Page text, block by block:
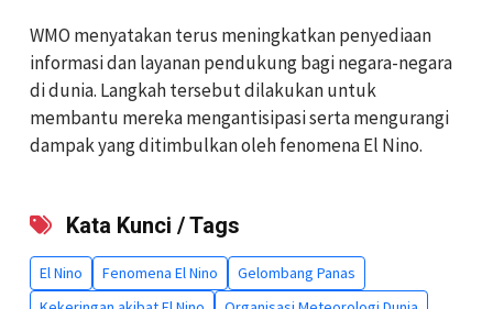
WMO menyatakan terus meningkatkan penyediaan
informasi dan layanan pendukung bagi negara-negara
di dunia. Langkah tersebut dilakukan untuk
membantu mereka mengantisipasi serta mengurangi
dampak yang ditimbulkan oleh fenomena El Nino.
Kata Kunci / Tags
El Nino Fenomena El Nino
Gelombang Panas